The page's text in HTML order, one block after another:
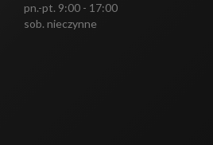
pn.-pt. 9:00 - 17:00
sob. nieczynne